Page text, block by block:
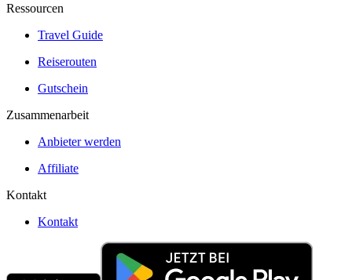
Ressourcen
Travel Guide
Reiserouten
Gutschein
Zusammenarbeit
Anbieter werden
Affiliate
Kontakt
Kontakt